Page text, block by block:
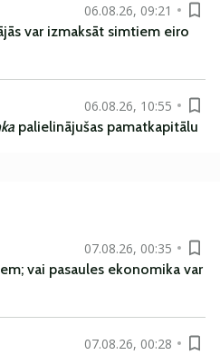
06.08.26, 09:21
var izmaksāt simtiem eiro
06.08.26, 10:55
palielinājušas pamatkapitālu
07.08.26, 00:35
vai pasaules ekonomika var
07.08.26, 00:28